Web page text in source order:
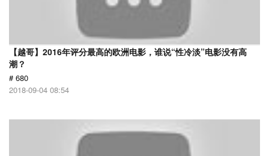
【越哥】2016年评分最高的欧洲电影，谁说“性冷淡”电影没有高
潮？
# 680
2018-09-04 08:54